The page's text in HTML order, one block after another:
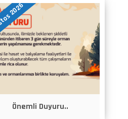
2026
Önemli Duyuru..